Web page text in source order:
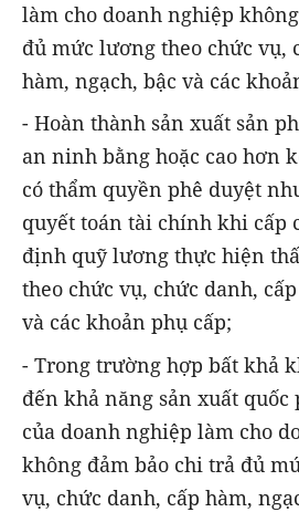
làm cho doanh nghiệp
đủ mức lương theo chức vụ,
hàm, ngạch, bậc và các
- Hoàn thành sản xuất sản
an ninh bằng hoặc cao hơn
có thẩm quyền phê duyệt
quyết toán tài chính khi cấp
định quỹ lương thực hiện
theo chức vụ, chức danh,
và các khoản phụ cấp;
- Trong trường hợp bất khả
đến khả năng sản xuất
của doanh nghiệp làm cho
không đảm bảo chi trả đủ
vụ, chức danh, cấp hàm,